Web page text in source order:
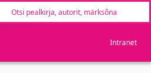
Intranet